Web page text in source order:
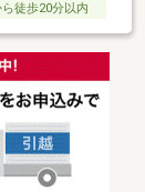
徒歩20分以内